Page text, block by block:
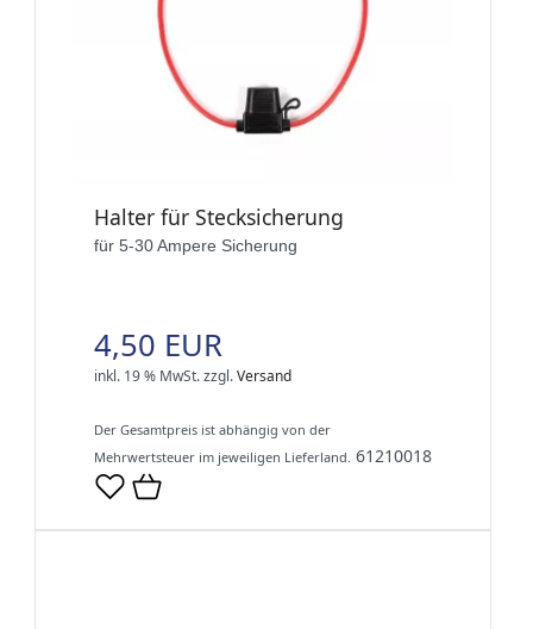
Halter für Stecksicherung
für 5-30 Ampere Sicherung
4,50 EUR
inkl. 19 % MwSt.zzgl.Versand
Der Gesamtpreis ist abhängig von der
Mehrwertsteuer im jeweiligen Lieferland. 61210018